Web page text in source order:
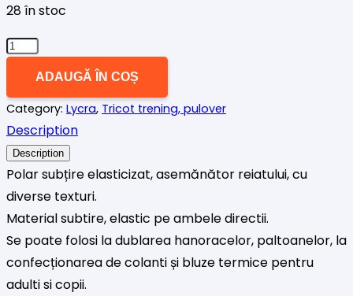
28 în stoc
Cantitate
elasticizat
verde
ADAUGĂ ÎN COȘ
Category: Lycra, Tricot trening, pulover
Description
Description
Polar subțire elasticizat, asemănător reiatului, cu
diverse texturi.
Material subtire, elastic pe ambele directii.
Se poate folosi la dublarea hanoracelor, paltoanelor, la
confecționarea de colanti și bluze termice pentru
adulti si copii.